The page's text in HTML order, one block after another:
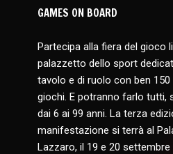
GAMES ON BOARD
Partecipa alla fiera del gioco
palazzetto dello sport
tavolo e di ruolo con ben
giochi. E potranno farlo tutti,
dai 6 ai 99 anni. La terza
manifestazione si terrà al
Lazzaro, il 19 e 20 settembre